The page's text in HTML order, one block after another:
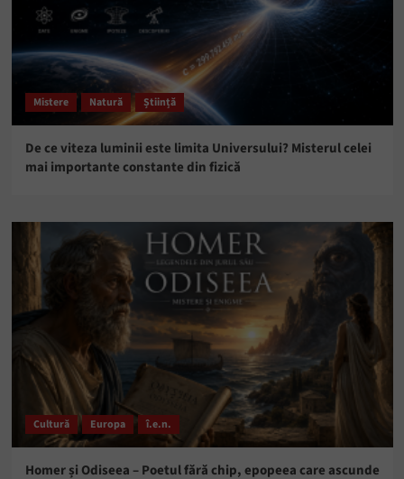
Mistere Natură Știință
De ce viteza luminii este limita Universului? Misterul celei
mai importante constante din fizică
Cultură Europa î.e.n.
Homer și Odiseea – Poetul fără chip, epopeea care ascunde